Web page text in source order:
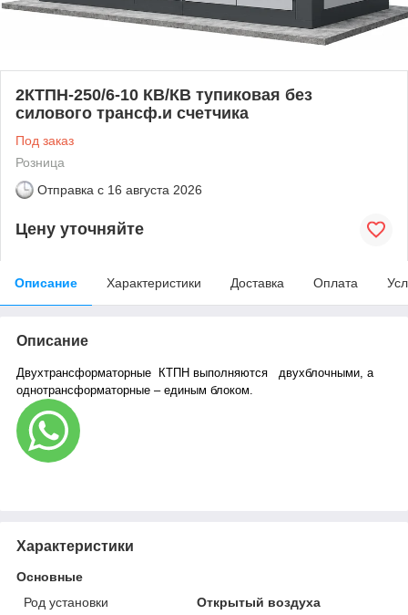
2КТПН-250/6-10 КВ/КВ тупиковая без
силового трансф.и счетчика
Под заказ
Розница
Отправка с 16 августа 2026
Цену уточняйте
Описание Характеристики Доставка Оплата
Описание
Двухтрансформаторные КТПН выполняются двухблочными, а
однотрансформаторные – единым блоком.
Характеристики
Основные
Род установки
Открытый воздуха